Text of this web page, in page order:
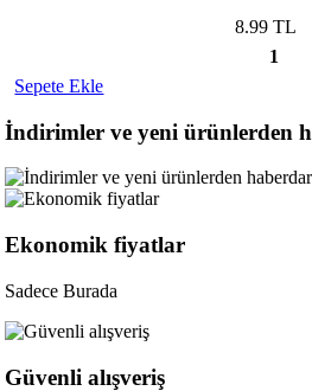
8.99 TL
1
Sepete Ekle
İndirimler ve yeni ürünlerden
Ekonomik fiyatlar
Sadece Burada
Güvenli alışveriş